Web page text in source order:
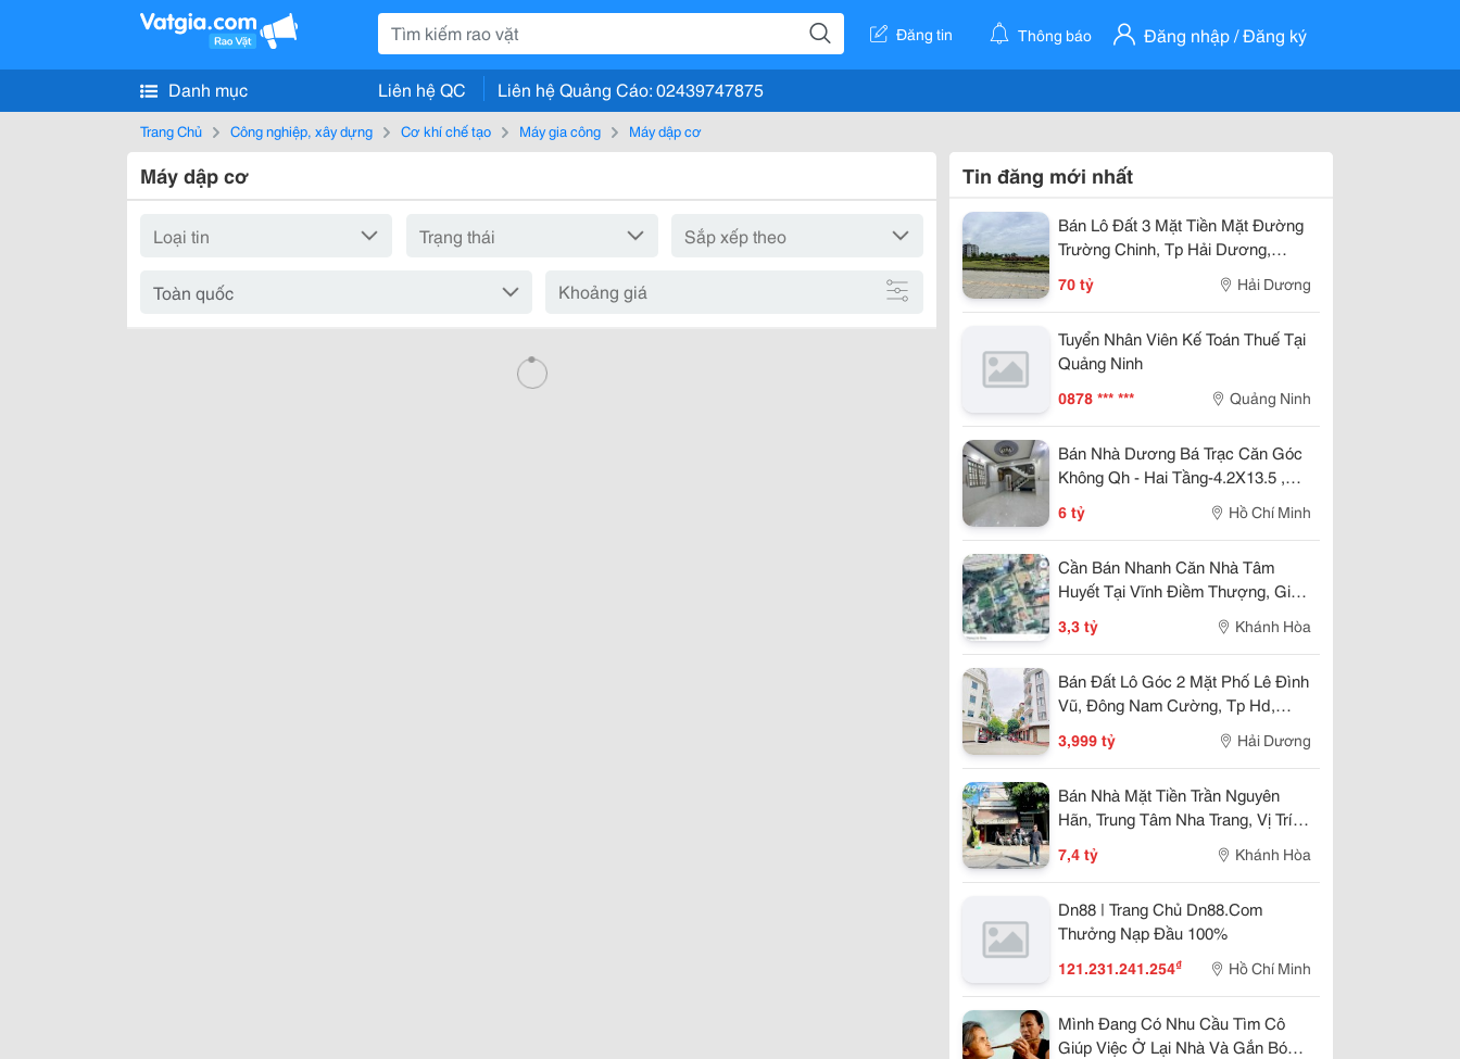
Đăng tin Thông báo Đăng nhập / Đăng ký
Danh mục Liên hệ QC Liên hệ Quảng Cáo: 02439747875
Trang Chủ Công nghiệp, xây dựng Cơ khí chế tạo Máy gia công Máy dập cơ
Máy dập cơ
Khoảng giá
Tin đăng mới nhất
Bán Lô Đất 3 Mặt Tiền Mặt Đường
Trường Chinh, Tp Hải Dương,
789M2, Lô Góc, Kd Tốt, Vị Trí Đẹp
70 tỷ Hải Dương
Tuyển Nhân Viên Kế Toán Thuế Tại
Quảng Ninh
0878 *** *** Quảng Ninh
Bán Nhà Dương Bá Trạc Căn Góc
Không Qh - Hai Tầng-4.2X13.5 ,
6 tỷ Hồ Chí Minh
Cần Bán Nhanh Căn Nhà Tâm
Huyết Tại Vĩnh Điềm Thượng, Giá
3,3 tỷ Khánh Hòa
Bán Đất Lô Góc 2 Mặt Phố Lê Đình
Vũ, Đông Nam Cường, Tp Hd,
57.25M2, Đường 13.5M, 3.X Tỷ
3,999 tỷ Hải Dương
Bán Nhà Mặt Tiền Trần Nguyên
Hãn, Trung Tâm Nha Trang, Vị Trí
Kinh Doanh Đẹp, Giá 7,4 Tỷ
7,4 tỷ Khánh Hòa
Dn88 | Trang Chủ Dn88.Com
Thưởng Nạp Đầu 100%
121.231.241.254₫ Hồ Chí Minh
Mình Đang Có Nhu Cầu Tìm Cô
Giúp Việc Ở Lại Nhà Và Gắn Bó